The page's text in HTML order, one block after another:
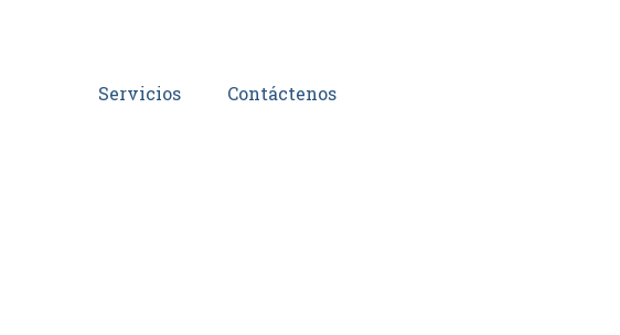
Servicios Contáctenos